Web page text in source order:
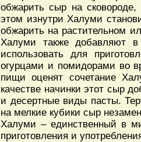
обжарить сыр на сковороде,
этом изнутри Халуми
обжарить на растительном
Халуми также добавляют
использовать для
огурцами и помидорами во
пищи оценят сочетание
качестве начинки этот сыр
и десертные виды пасты.
на мелкие кубики сыр
Халуми – единственный в
приготовления и